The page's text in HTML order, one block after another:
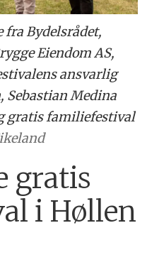
fra Bydelsrådet,
Eiendom AS,
ansvarlig
Sebastian Medina
gratis familiefestival
gratis
i Høllen